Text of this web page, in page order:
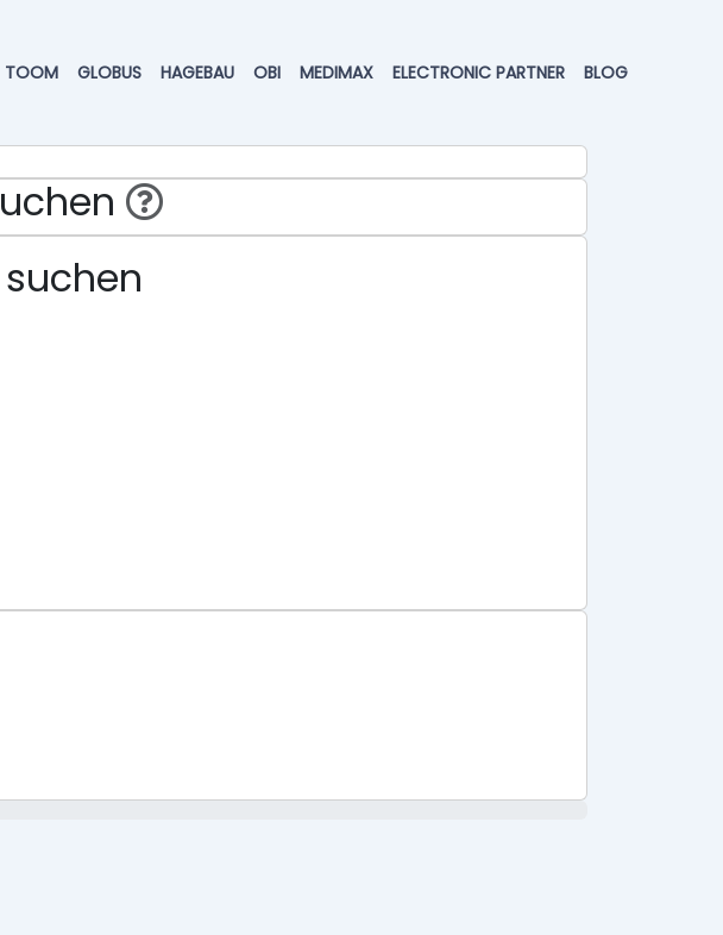
TOOM GLOBUS HAGEBAU OBI MEDIMAX ELECTRONIC PARTNER BLOG